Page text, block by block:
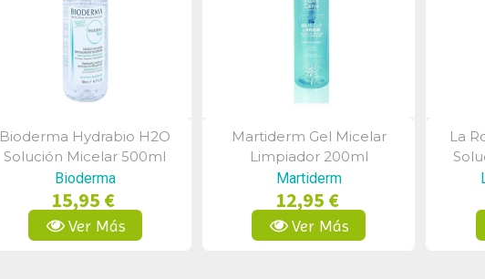
Vista Rápida
Bioderma Hydrabio H2O
Solución Micelar 500ml
Bioderma
15,95 €
Ver Más
Vista Rápida
Martiderm Gel Micelar
Limpiador 200ml
Martiderm
12,95 €
Ver Más
La